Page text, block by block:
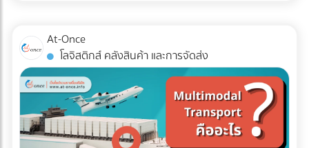
พ่วงแบบเรียบ (Flatbed) ทนทานต่อการบรรทุกของที่หนักมาก
และยาวเป็นพิเศษ ✅ สินค้าที่ตอบโจทย์: สินค้านำเข้า-ส่งออกที่
บรรจุในตู้คอนเทนเนอร์ (ไปรับ/ส่งที่ท่าเรือหรือท่าอากาศยาน),
ท่อเหล็กขนาดใหญ่, โครงสร้างเหล็กสะพาน, หรือรถยนต์ 3 เช็
กลิสต์ฉบับย่อ: ถามตัวเองก่อนตัดสินใจจ้างรถขนส่งเหมาคัน
สินค้าคืออะไร มีน้ำหนักและปริมาตร (คิว) เท่าไหร่? (เพื่อเลือกรถที่
รับน้ำหนักได้พอดี ไม่เหลือพื้นที่ว่างให้เสียเงินฟรี) จุดขึ้น-ลง
สามารถโยกย้ายไปช่วยงานทั้งฝั่งรับและฝั่งจ่ายได้ง่าย (Cross-
docking ทำได้สะดวก) ข้อควรระวัง: อาจเกิดความแออัดบริเวณ
ประตูเข้า-ออก หากมีการรับและส่งสินค้าพร้อมกันในปริมาณ
มากๆ เหมาะกับใคร?: ธุรกิจ SME, ธุรกิจที่มีพื้นที่อาคารจำกัด,
คลังสินค้าที่เน้นการกระจายสินค้าทั่วไป (FMCG) 2. รูปแบบตัว I
(I-Shaped / Through Layout) รูปแบบนี้คือการเดินทางเป็น
"เส้นตรง" จุดรับสินค้าจะอยู่หัวอาคาร และจุดจ่ายสินค้าจะอยู่ท้าย
อีกต่อไป เพราะระบบไม่ได้ดูแค่สิ่งที่คุณยื่น แต่ดู "สิ่งที่คนอื่นยื่น
เกี่ยวกับคุณด้วย" คำถามสำคัญคือ... ธุรกิจของคุณพร้อมรับมือ
กับการถูกตรวจสอบหรือยัง? ในวันที่ข้อมูลทางการเงินทุกเส้น
ทางเชื่อมโยงถึงกัน 3 วิธีเตรียมพร้อมรับมือ ให้ธุรกิจปลอดภัย
จาก "ภาษีย้อนหลัง" นี่คือ 3 ตัววิธีปรับตัวสำคัญ ที่เจ้าของธุรกิจ
ต้องเริ่มทำตั้งแต่วันนี้ เพื่อสร้างภูมิคุ้มกันให้บริษัทปลอดภัยจาก
At-Once
โลจิสติกส์ คลังสินค้า และการจัดส่ง